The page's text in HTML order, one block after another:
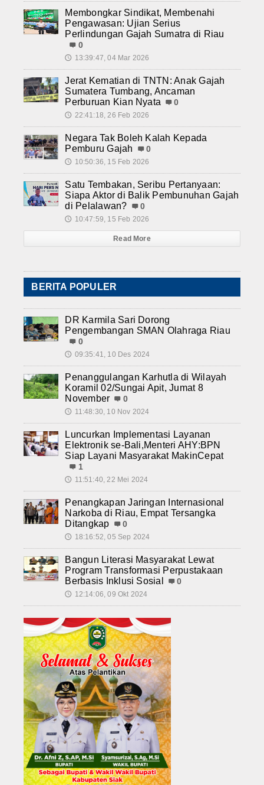
Membongkar Sindikat, Membenahi
Pengawasan: Ujian Serius
Perlindungan Gajah Sumatra di Riau
0
🕔 13:39:47, 04 Mar 2026
Jerat Kematian di TNTN: Anak Gajah
Sumatera Tumbang, Ancaman
Perburuan Kian Nyata
0
🕔 22:41:18, 26 Feb 2026
Negara Tak Boleh Kalah Kepada
Pemburu Gajah
0
🕔 10:50:36, 15 Feb 2026
Satu Tembakan, Seribu Pertanyaan:
Siapa Aktor di Balik Pembunuhan Gajah
di Pelalawan?
0
🕔 10:47:59, 15 Feb 2026
Read More
BERITA POPULER
DR Karmila Sari Dorong
Pengembangan SMAN Olahraga Riau
0
🕔 09:35:41, 10 Des 2024
Penanggulangan Karhutla di Wilayah
Koramil 02/Sungai Apit, Jumat 8
November
0
🕔 11:48:30, 10 Nov 2024
Luncurkan Implementasi Layanan
Elektronik se-Bali,Menteri AHY:BPN
Siap Layani Masyarakat MakinCepat
1
🕔 11:51:40, 22 Mei 2024
Penangkapan Jaringan Internasional
Narkoba di Riau, Empat Tersangka
Ditangkap
0
🕔 18:16:52, 05 Sep 2024
Bangun Literasi Masyarakat Lewat
Program Transformasi Perpustakaan
Berbasis Inklusi Sosial
0
🕔 12:14:06, 09 Okt 2024